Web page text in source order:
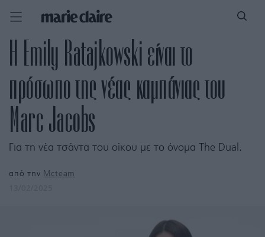
Η Emily Ratajkowski είναι το
πρόσωπο της νέας καμπάνιας του
Marc Jacobs
Για τη νέα τσάντα του οίκου με το όνομα The Dual.
από την Mcteam